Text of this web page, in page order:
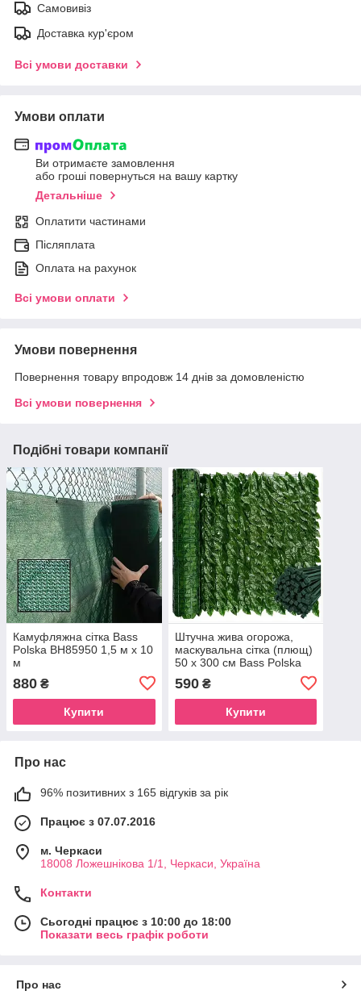
Самовивіз
Доставка кур'єром
Всі умови доставки
Умови оплати
Ви отримаєте замовлення
або гроші повернуться на вашу картку
Детальніше
Оплатити частинами
Післяплата
Оплата на рахунок
Всі умови оплати
Умови повернення
Повернення товару впродовж 14 днів за домовленістю
Всі умови повернення
Подібні товари компанії
Камуфляжна сітка Bass
Polska BH85950 1,5 м х 10
м
880 ₴
Купити
Штучна жива огорожа,
маскувальна сітка (плющ)
50 х 300 см Bass Polska
590₴
Купити
Про нас
96% позитивних з 165 відгуків за рік
Працює з 07.07.2016
м. Черкаси
18008 Ложешнікова 1/1, Черкаси, Україна
Контакти
Сьогодні працює з 10:00 до 18:00
Показати весь графік роботи
Про нас